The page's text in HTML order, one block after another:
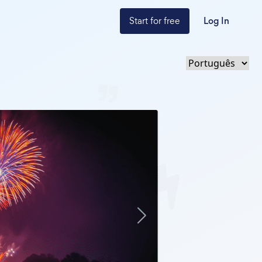
Start for free Log In